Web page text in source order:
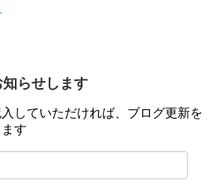
らせします
していただければ、ブログ更新を
す